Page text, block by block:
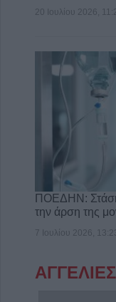
20 Ιουλίου 2026,
ΠΟΕΔΗΝ: Στάση
την άρση της
7 Ιουλίου 2026, 13:23
ΑΓΓΕΛΙΕΣ